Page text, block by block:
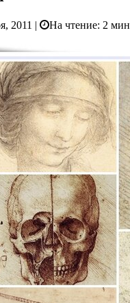
2011 | На чтение: 2 мин